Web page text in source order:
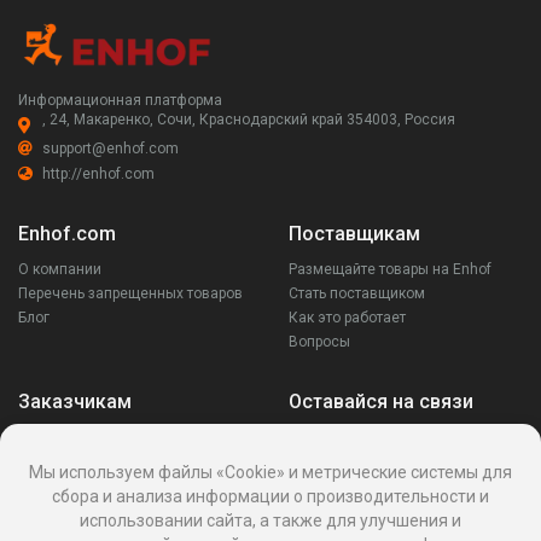
Информационная платформа
, 24, Макаренко, Сочи, Краснодарский край 354003, Россия
support@enhof.com
http://enhof.com
Enhof.com
О компании
Перечень запрещенных товаров
Блог
Поставщикам
Размещайте товары на Enhof
Стать поставщиком
Как это работает
Вопросы
Заказчикам
Ваши запросы
Написать поставщику
Написать в поддержку
Оставайся на связи
Мы используем файлы «Cookie» и метрические системы для
сбора и анализа информации о производительности и
использовании сайта, а также для улучшения и